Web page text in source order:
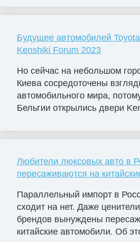
Будущее автомобилей
Kenshiki Forum 2023
Но сейчас на небольшом
Киева сосредоточены
автомобильного мира,
Бельгии открылись двери
Любители люксовых авто в
пересаживаются на
Параллельный импорт в
сходит на нет. Даже
брендов вынуждены
китайские автомобили. Об